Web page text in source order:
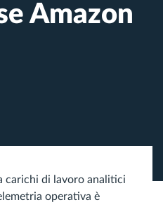
Amazon
carichi di lavoro analitici
operativa è